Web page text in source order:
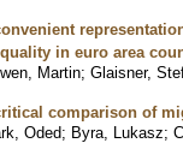
in euro area
Martin; Glaisner,
comparison of
Oded; Byra, Lukasz;